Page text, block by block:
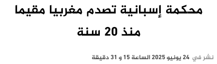
محكمة إسبانية تصدم مغربيا مقيما
منذ 20 سنة
نشر في 24 يونيو 2025 الساعة 15 و 31 دقيقة